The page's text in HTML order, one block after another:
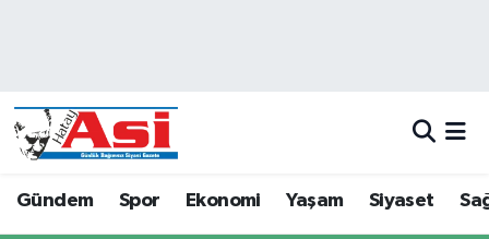
Gündem Spor Ekonomi Yaşam Siyaset
Dünya
Eğitim
Trafik Durumu
Süper Lig Puan Durumu ve Fikstür